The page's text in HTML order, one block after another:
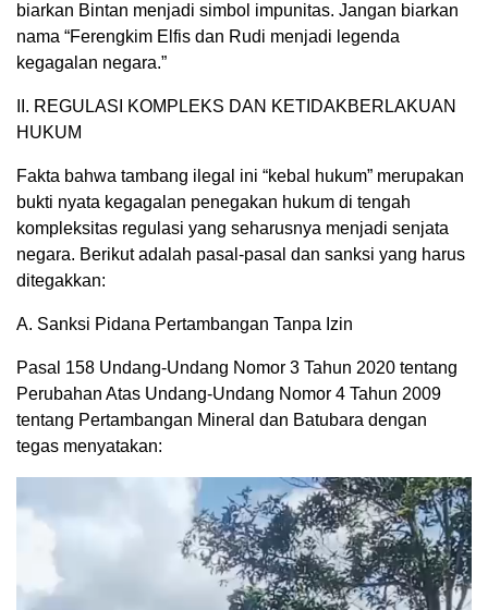
biarkan Bintan menjadi simbol impunitas. Jangan biarkan
nama “Ferengkim Elfis dan Rudi menjadi legenda
kegagalan negara.”
II. REGULASI KOMPLEKS DAN KETIDAKBERLAKUAN
HUKUM
Fakta bahwa tambang ilegal ini “kebal hukum” merupakan
bukti nyata kegagalan penegakan hukum di tengah
kompleksitas regulasi yang seharusnya menjadi senjata
negara. Berikut adalah pasal-pasal dan sanksi yang harus
ditegakkan:
A. Sanksi Pidana Pertambangan Tanpa Izin
Pasal 158 Undang-Undang Nomor 3 Tahun 2020 tentang
Perubahan Atas Undang-Undang Nomor 4 Tahun 2009
tentang Pertambangan Mineral dan Batubara dengan
tegas menyatakan: